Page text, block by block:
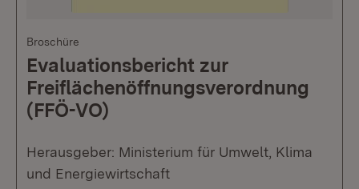
Broschüre
Evaluationsbericht zur
Freiflächenöffnungsverordnung
(FFÖ-VO)
Herausgeber: Ministerium für Umwelt, Klima
und Energiewirtschaft